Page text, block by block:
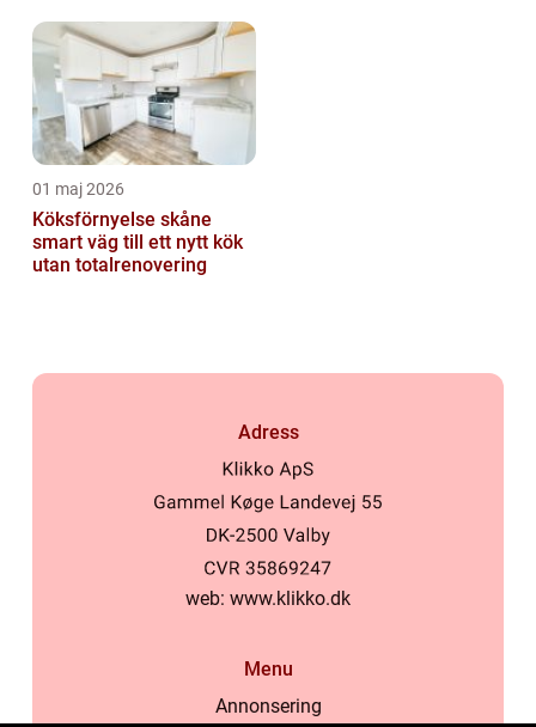
01 maj 2026
Köksförnyelse skåne
smart väg till ett nytt kök
utan totalrenovering
Adress
web: www.klikko.dk
Menu
Annonsering